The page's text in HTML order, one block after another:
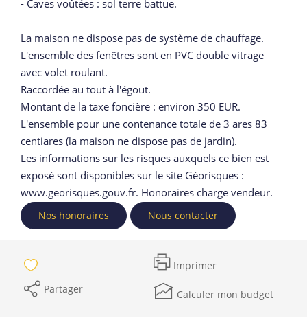
- Caves voûtées : sol terre battue.
La maison ne dispose pas de système de chauffage.
L'ensemble des fenêtres sont en PVC double vitrage
avec volet roulant.
Raccordée au tout à l'égout.
Montant de la taxe foncière : environ 350 EUR.
L'ensemble pour une contenance totale de 3 ares 83
centiares (la maison ne dispose pas de jardin).
Les informations sur les risques auxquels ce bien est
exposé sont disponibles sur le site Géorisques :
www.georisques.gouv.fr. Honoraires charge vendeur.
Nos honoraires Nous contacter
Imprimer
Partager
Calculer mon budget